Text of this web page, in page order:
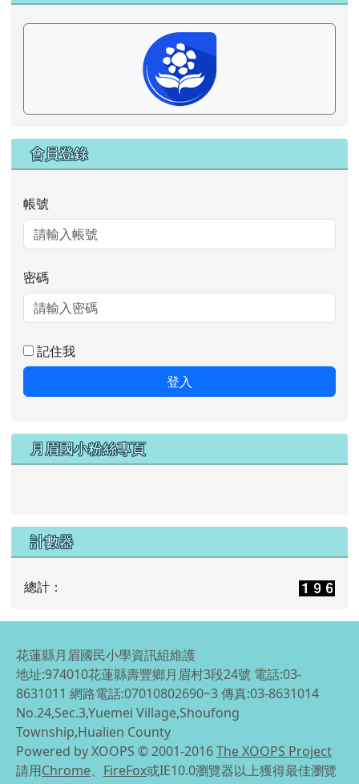
會員登錄
帳號
密碼
記住我
登入
月眉國小粉絲專頁
計數器
總計：
花蓮縣月眉國民小學資訊組維護
地址:974010花蓮縣壽豐鄉月眉村3段24號 電話:03-
8631011 網路電話:07010802690~3 傳真:03-8631014
No.24,Sec.3,Yuemei Village,Shoufong
Township,Hualien County
Powered by XOOPS © 2001-2016The XOOPS Project
請用Chrome、 FireFox或IE10.0瀏覽器以上獲得最佳瀏覽